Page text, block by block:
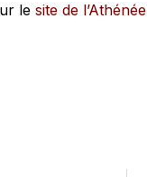
lesite de l’Athénée